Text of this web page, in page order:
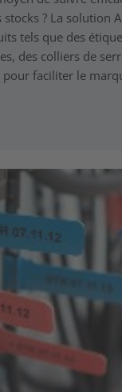
? La solution
tels que des
des colliers de
faciliter le